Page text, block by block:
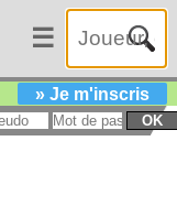
☰
» Je m'inscris
OK